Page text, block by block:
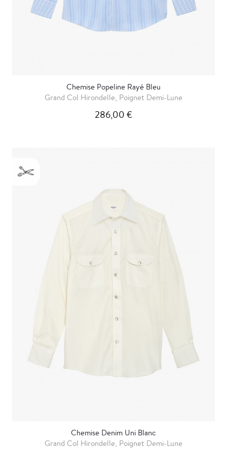
Chemise Popeline Rayé Bleu
Grand Col Hirondelle, Poignet Demi-Lune
286,00 €
Chemise Denim Uni Blanc
Grand Col Hirondelle, Poignet Demi-Lune